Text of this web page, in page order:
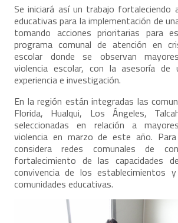
Se iniciará así un trabajo fortaleciendo
educativas para la implementación de
tomando acciones prioritarias para
programa comunal de atención en
escolar donde se observan
violencia escolar, con la asesoría de
experiencia e investigación.
En la región están integradas las
Florida, Hualqui, Los Ángeles,
seleccionadas en relación a
violencia en marzo de este año.
considera redes comunales de
fortalecimiento de las capacidades
convivencia de los establecimientos
comunidades educativas.